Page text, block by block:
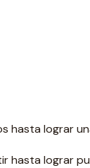
hasta lograr
hasta lograr